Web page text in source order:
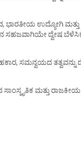
ಉದ್ಯೋಗಿ ಮತ್ತು
ಸಹಜವಾಗಿಯೇ ದ್ವೇಷ
ಸಮನ್ವಯದ ತತ್ವವನ್ನು
ಮತ್ತು ರಾಜಕೀಯ